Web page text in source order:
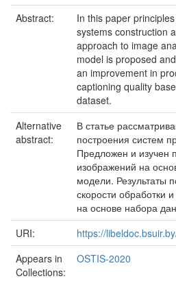
Abstract:
In this paper
systems construction
approach to image
model is proposed
an improvement in
captioning quality
dataset.
Alternative
abstract:
В статье
построения систем
Предложен и изучен
изображений на
модели. Результаты
скорости обработки
на основе набора
URI:
https://
Appears in
Collections:
OSTIS-2020